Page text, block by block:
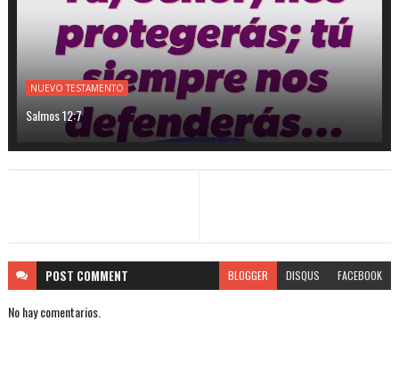
NUEVO TESTAMENTO
Salmos 12:7
POST COMMENT BLOGGER DISQUS FACEBOOK
No hay comentarios.